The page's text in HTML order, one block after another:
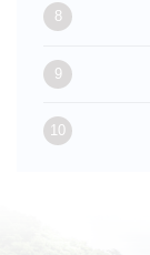
8
9
10